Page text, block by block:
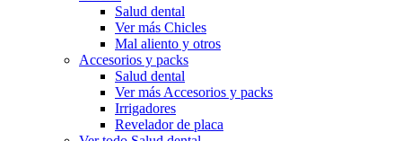
Salud dental
Ver más Chicles
Mal aliento y otros
Accesorios y packs
Salud dental
Ver más Accesorios y packs
Irrigadores
Revelador de placa